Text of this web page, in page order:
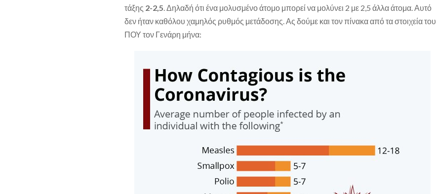
τάξης 2-2,5. Δηλαδή ότι ένα μολυσμένο άτομο μπορεί να μολύνει 2 με 2,5 άλλα άτομα. Αυτό
δεν ήταν καθόλου χαμηλός ρυθμός μετάδοσης. Ας δούμε και τον πίνακα από τα στοιχεία του
ΠΟΥ τον Γενάρη μήνα: